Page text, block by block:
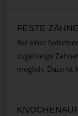
FESTE
Bei einer
zugehörige
möglich. Dazu ist